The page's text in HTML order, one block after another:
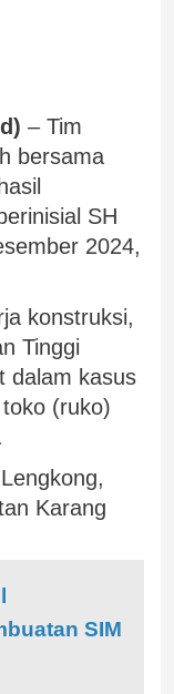
– Tim
bersama
SH
2024,
konstruksi,
Tinggi
dalam kasus
(ruko)
Karang
SIM